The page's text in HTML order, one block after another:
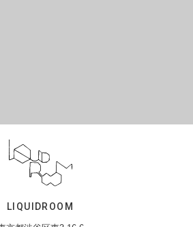
LIQUIDROOM